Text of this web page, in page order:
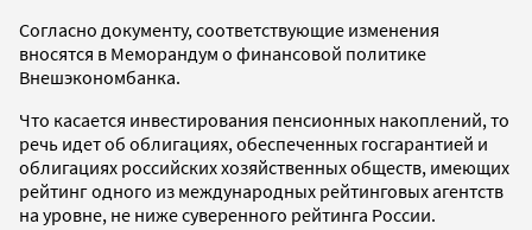
Согласно документу, соответствующие изменения
вносятся в Меморандум о финансовой политике
Внешэкономбанка.
Что касается инвестирования пенсионных накоплений, то
речь идет об облигациях, обеспеченных госгарантией и
облигациях российских хозяйственных обществ, имеющих
рейтинг одного из международных рейтинговых агентств
на уровне, не ниже суверенного рейтинга России.